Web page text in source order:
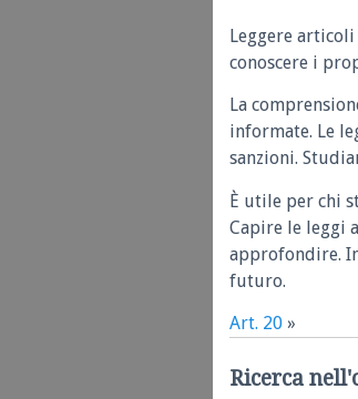
Leggere
conoscere i
La
informate. Le
sanzioni.
È utile per chi
Capire le leggi
approfondire.
futuro.
Art. 20 »
Ricerca